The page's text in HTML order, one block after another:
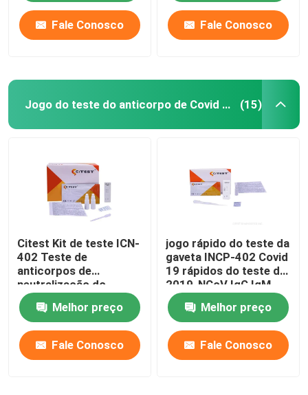
Produtos
Sobre nós
Excursão da fábrica
Fale Conosco Fale Conosco
Jogo do teste do anticorpo de Covid 19 (15)
Citest Kit de teste ICN-
402 Teste de
anticorpos de
neutralização do
SARS-CoV-2
Melhor preço
Fale Conosco
jogo rápido do teste da
gaveta INCP-402 Covid
19 rápidos do teste de
2019-NCoV IgG IgM
Melhor preço
Fale Conosco